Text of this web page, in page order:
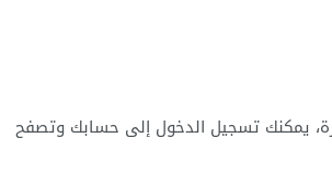
يمكنك تسجيل الدخول إلى حسابك وتصفح